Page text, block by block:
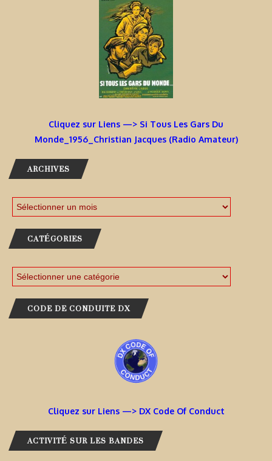
Cliquez sur Liens —> Si Tous Les Gars Du
Monde_1956_Christian Jacques (Radio Amateur)
ARCHIVES
CATÉGORIES
CODE DE CONDUITE DX
Cliquez sur Liens —> DX Code Of Conduct
ACTIVITÉ SUR LES BANDES